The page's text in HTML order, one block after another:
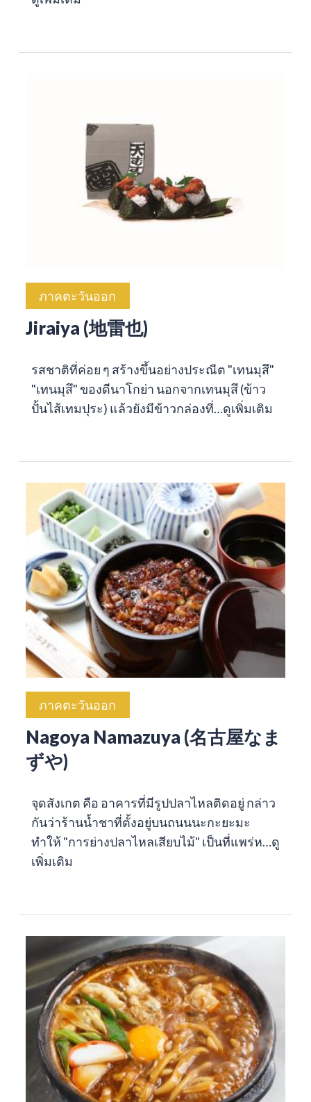
ภาคตะวันออก
Jiraiya (地雷也)
รสชาติที่ค่อย ๆ สร้างขึ้นอย่างประณีต "เทนมุสึ"
"เทนมุสึ" ของดีนาโกย่า นอกจากเทนมุสึ (ข้าว
ปั้นไส้เทมปุระ) แล้วยังมีข้าวกล่องที่…ดูเพิ่มเติม
ภาคตะวันออก
Nagoya Namazuya (名古屋なま
ずや)
จุดสังเกต คือ อาคารที่มีรูปปลาไหลติดอยู่ กล่าว
กันว่าร้านน้ำชาที่ตั้งอยู่บนถนนนะกะยะมะ
ทำให้ "การย่างปลาไหลเสียบไม้" เป็นที่แพร่ห…ดู
เพิ่มเติม